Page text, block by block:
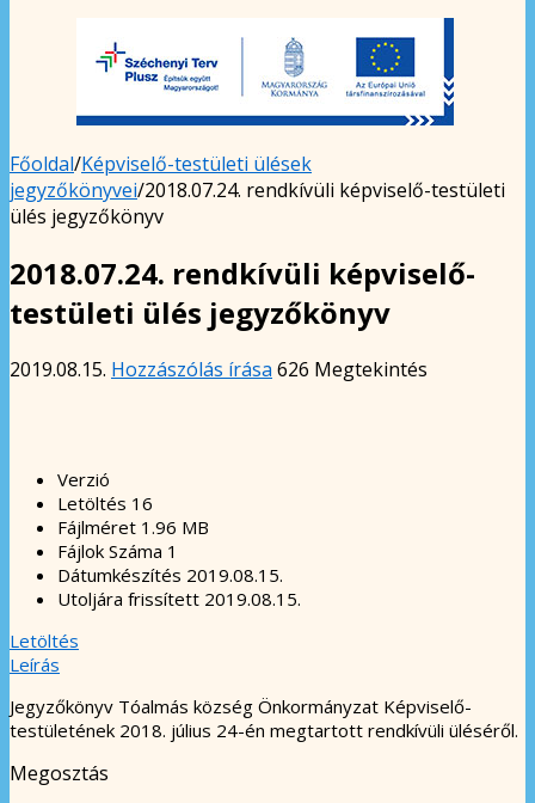
Főoldal/Képviselő-testületi ülések
jegyzőkönyvei/2018.07.24. rendkívüli képviselő-testületi
ülés jegyzőkönyv
2018.07.24. rendkívüli képviselő-
testületi ülés jegyzőkönyv
2019.08.15. Hozzászólás írása 626 Megtekintés
Verzió
Letöltés 16
Fájlméret 1.96 MB
Fájlok Száma 1
Dátumkészítés 2019.08.15.
Utoljára frissített 2019.08.15.
Letöltés
Leírás
Jegyzőkönyv Tóalmás község Önkormányzat Képviselő-
testületének 2018. július 24-én megtartott rendkívüli üléséről.
Megosztás